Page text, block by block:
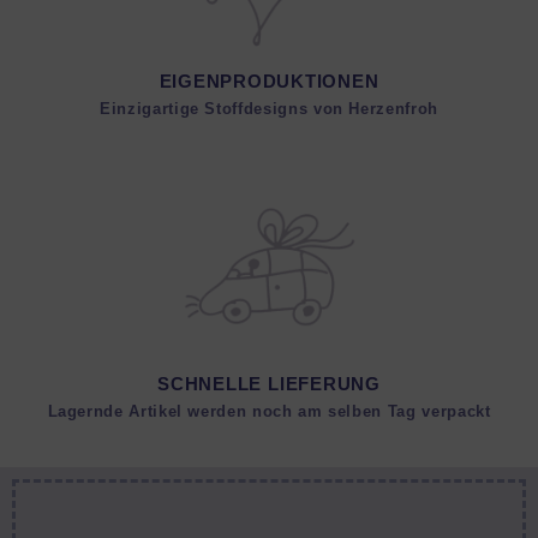
EIGENPRODUKTIONEN
Einzigartige Stoffdesigns von Herzenfroh
SCHNELLE LIEFERUNG
Lagernde Artikel werden noch am selben Tag verpackt